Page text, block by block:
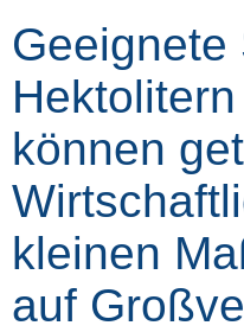
Geeignete
können
kleinen
auf